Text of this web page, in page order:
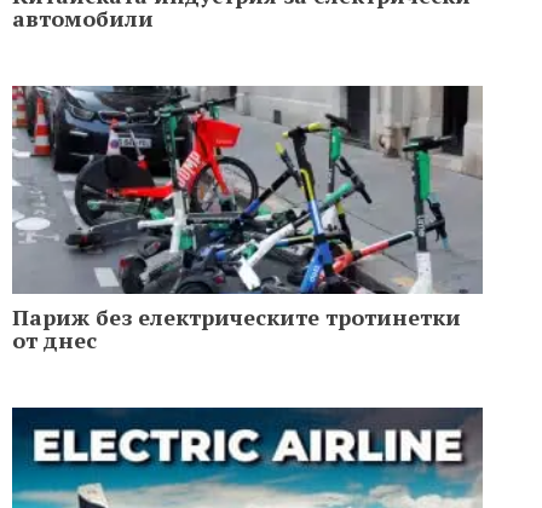
автомобили
Париж без електрическите тротинетки
от днес